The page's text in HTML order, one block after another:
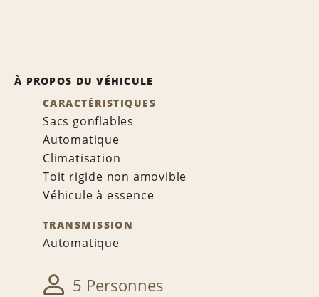
À PROPOS DU VÉHICULE
CARACTÉRISTIQUES
Sacs gonflables
Automatique
Climatisation
Toit rigide non amovible
Véhicule à essence
TRANSMISSION
Automatique
5 Personnes